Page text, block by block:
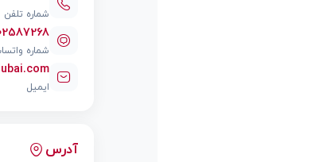
شماره تلفن
شماره
ایمیل
آدرس